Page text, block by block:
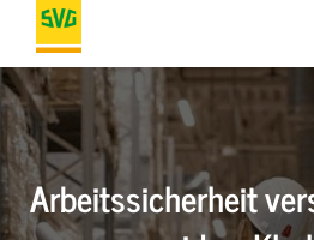
Arbeitssicherheit